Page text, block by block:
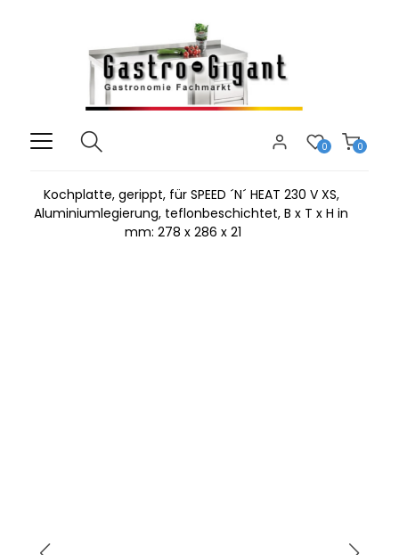
0
0
Kochplatte, gerippt, für SPEED ´N´ HEAT 230 V XS,
Aluminiumlegierung, teflonbeschichtet, B x T x H in
mm: 278 x 286 x 21